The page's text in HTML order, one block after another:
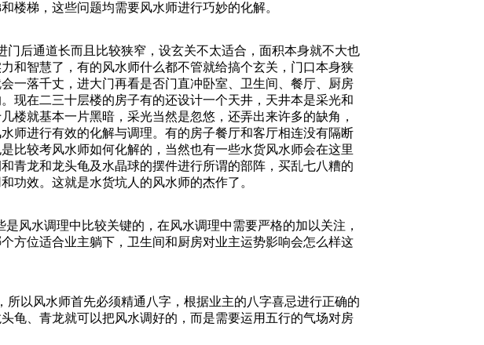
楼梯，这些问题均需要风水师进行巧妙的化解。
后通道长而且比较狭窄，设玄关不太适合，面积本身就不大也
和智慧了，有的风水师什么都不管就给搞个玄关，门口本身狭
一落千丈，进大门再看是否门直冲卧室、卫生间、餐厅、厨房
现在二三十层楼的房子有的还设计一个天井，天井本是采光和
楼就基本一片黑暗，采光当然是忽悠，还弄出来许多的缺角，
师进行有效的化解与调理。有的房子餐厅和客厅相连没有隔断
比较考风水师如何化解的，当然也有一些水货风水师会在这里
青龙和龙头龟及水晶球的摆件进行所谓的部阵，买乱七八糟的
功效。这就是水货坑人的风水师的杰作了。
风水调理中比较关键的，在风水调理中需要严格的加以关注，
方位适合业主躺下，卫生间和厨房对业主运势影响会怎么样这
以风水师首先必须精通八字，根据业主的八字喜忌进行正确的
龟、青龙就可以把风水调好的，而是需要运用五行的气场对房